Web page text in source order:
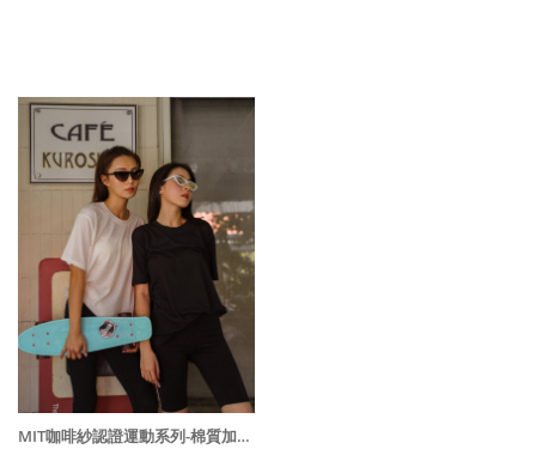
MIT咖啡紗認證運動系列-棉質加長寬鬆上衣 / 2 colors